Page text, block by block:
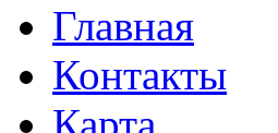
Главная
Контакты
Карта